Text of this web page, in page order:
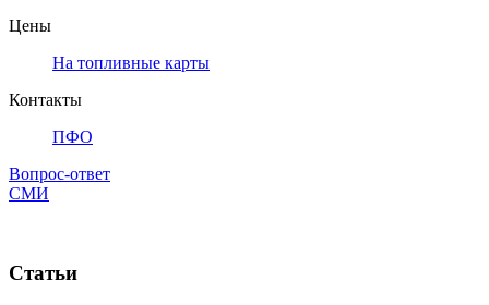
Цены
На топливные карты
Контакты
ПФО
Вопрос-ответ
СМИ
Статьи